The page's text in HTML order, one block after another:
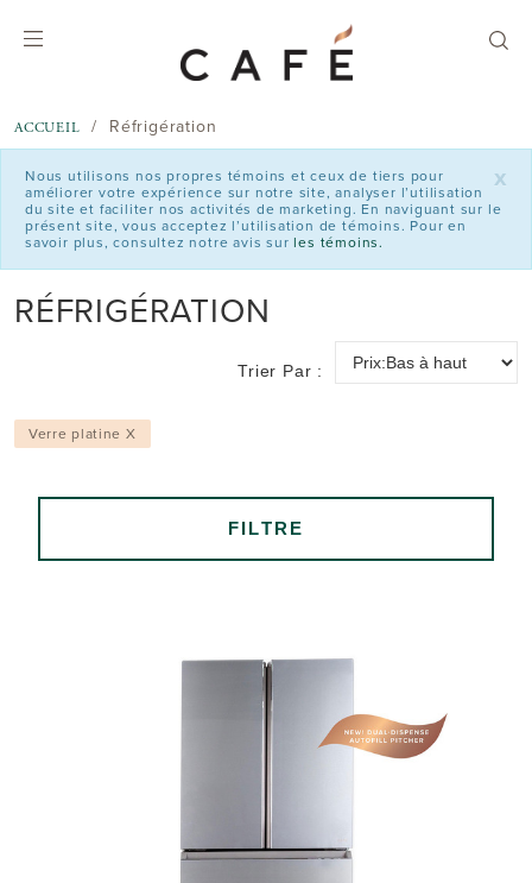
ACCUEIL Réfrigération
x
Nous utilisons nos propres témoins et ceux de tiers pour
améliorer votre expérience sur notre site, analyser l’utilisation
du site et faciliter nos activités de marketing. En naviguant sur le
présent site, vous acceptez l’utilisation de témoins. Pour en
savoir plus, consultez notre avis sur les témoins.
RÉFRIGÉRATION
Trier Par :
Verre platine X
FILTRE